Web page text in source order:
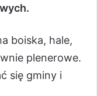
boiska, hale,
plenerowe.
się gminy i